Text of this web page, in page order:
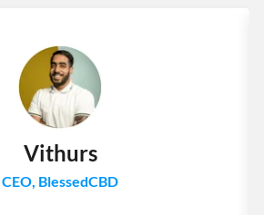
Vithurs
CEO, BlessedCBD